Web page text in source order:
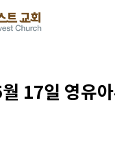
17일 영유